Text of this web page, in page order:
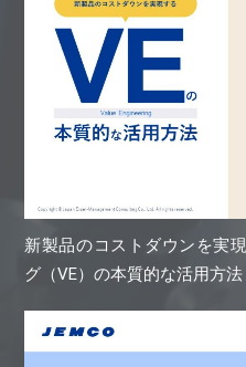
新製品のコストダウンを実
グ（VE）の本質的な活用方法